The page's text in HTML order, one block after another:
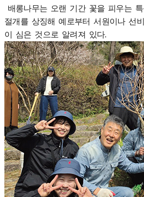
배롱나무는 오랜 기간 꽃을 피우는
절개를 상징해 예로부터 서원이나 선
이 심은 것으로 알려져 있다.